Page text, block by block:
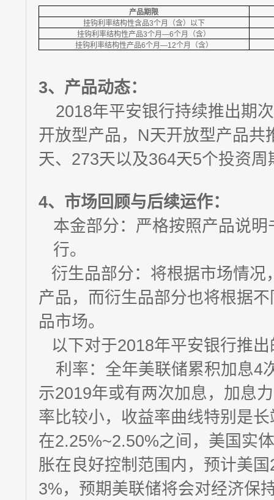
产品期限
挂钩利率结构性含品3个月（含）以下
挂钩利率结构性产品3个月—6个月（含）
挂钩利率结构性产品6个月—12个月（含）
3、 产品动态：
2018年平安银行持续推出期
开放型产品，N天开放型产品
天、273天以及364天5个投资周
4、 市场回顾与后续运作：
本金部分：严格按照产品说
行。
衍生品部分：将根据市场情
产品，而衍生品部分也将根据
品市场。
以下对于2018年平安银行推
利率：全年美联储累积加息4
示2019年或有两次加息，加息
率比较小，收益率曲线特别是
在2.25%~2.50%之间，美国实
胀在良好控制范围内，预计美
3%，预期美联储将会对经济保